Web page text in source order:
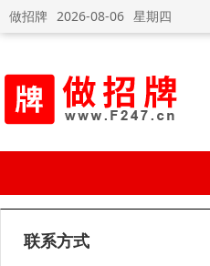
做招牌 2026-08-06 星期四
联系方式